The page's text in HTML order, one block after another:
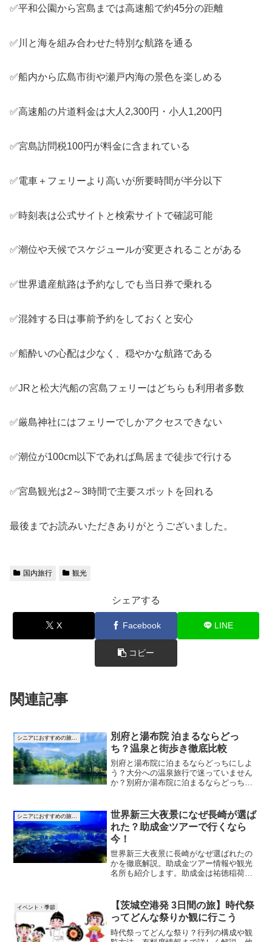
✅平和公園から宮島までは高速船で約45分の距離
✅川と海を組み合わせた特別な航路を通る
✅船内から広島市街や瀬戸内海の景色を楽しめる
✅高速船の片道料金は大人2,300円・小人1,200円
✅宮島訪問税100円が料金に含まれている
✅電車＋フェリーより高いが所要時間が半分以下
✅時刻表は公式サイトと検索サイトで確認可能
✅潮位や天候でスケジュールが変更されることがある
✅世界遺産航路は予約なしでも当日券で乗れる
✅混雑する日は事前予約をしておくと安心
✅船酔いの心配は少なく、穏やかな航路である
✅JRと松大汽船の宮島フェリーはどちらも利用者多数
✅厳島神社にはフェリーでしかアクセスできない
✅潮位が100cm以下であれば鳥居まで徒歩で行ける
✅宮島観光は2～3時間で主要スポットを回れる
最後までお読みいただきありがとうございました。
国内旅行 観光
シェアする
X Facebook LINE
コピー
関連記事
別府と湯布院 泊まるならどっ
ち？温泉と街歩き徹底比較
別府と湯布院に泊まるならどっちにしよ
う？大分への温泉旅行で迷っていません
か？別府か湯布院に泊まるならどっちが
紹介します。事前に情報をゲットして、
思い出に残る旅にしてください。
シニアにおすすめの旅先アイデア
世界新三大夜景になぜ長崎が選ば
れた？助成金ツアーで行くなら
今！
世界新三大夜景に長崎がなぜ選ばれたの
かを徹底解説。助成金ツアー情報や観光
名所も紹介します。助成金は祐徳稲荷神
三大夜景に選ばれた長崎になぜ今行くべ
きかがわかります。
イベント・季節
【茨城空港発 3日間の旅】時代祭
ってどんな祭りか観に行こう
時代祭ってどんな祭り？行列の構成や観